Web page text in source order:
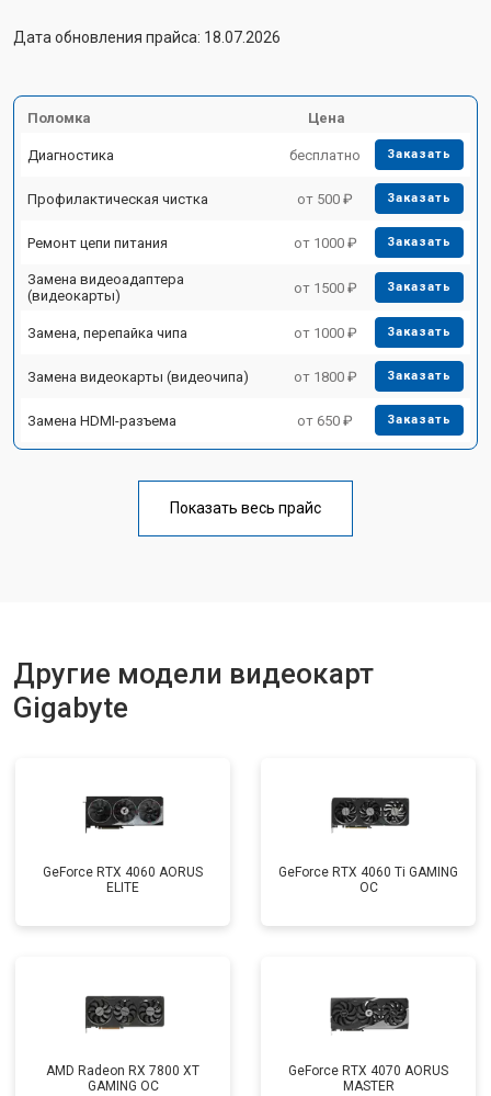
Дата обновления прайса: 18.07.2026
Поломка Цена
Диагностика бесплатно Заказать
Профилактическая чистка от 500 ₽ Заказать
Ремонт цепи питания от 1000 ₽ Заказать
Замена видеоадаптера
(видеокарты)
от 1500 ₽ Заказать
Замена, перепайка чипа от 1000 ₽ Заказать
Замена видеокарты (видеочипа) от 1800 ₽ Заказать
Замена HDMI-разъема от 650 ₽ Заказать
Показать весь прайс
Другие модели видеокарт
Gigabyte
GeForce RTX 4060 AORUS
ELITE
GeForce RTX 4060 Ti GAMING
OC
AMD Radeon RX 7800 XT
GAMING OC
GeForce RTX 4070 AORUS
MASTER